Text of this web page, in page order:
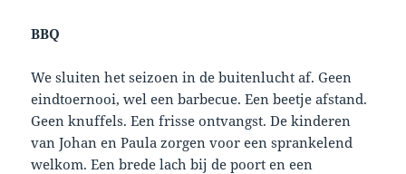
BBQ
We sluiten het seizoen in de buitenlucht af. Geen
eindtoernooi, wel een barbecue. Een beetje afstand.
Geen knuffels. Een frisse ontvangst. De kinderen
van Johan en Paula zorgen voor een sprankelend
welkom. Een brede lach bij de poort en een